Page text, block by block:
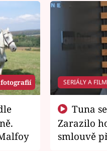
fotografií SERIÁLY A
Zarazilo
smlouvě